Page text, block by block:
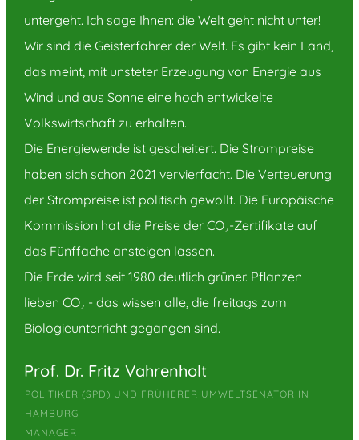
untergeht. Ich sage Ihnen: die Welt geht nicht unter!
Wir sind die Geisterfahrer der Welt. Es gibt kein Land,
das meint, mit unsteter Erzeugung von Energie aus
Wind und aus Sonne eine hoch entwickelte
Volkswirtschaft zu erhalten.
Die Energiewende ist gescheitert. Die Strompreise
haben sich schon 2021 vervierfacht. Die Verteuerung
der Strompreise ist politisch gewollt. Die Europäische
Kommission hat die Preise der CO₂-Zertifikate auf
das Fünffache ansteigen lassen.
Die Erde wird seit 1980 deutlich grüner. Pflanzen
lieben CO₂ - das wissen alle, die freitags zum
Biologieunterricht gegangen sind.
Prof. Dr. Fritz Vahrenholt
POLITIKER (SPD) UND FRÜHERER UMWELTSENATOR IN
HAMBURG
MANAGER